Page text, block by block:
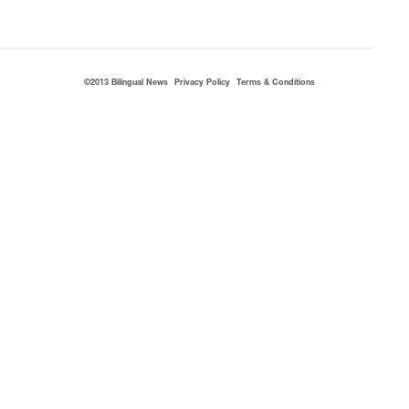
©2013 Bilingual News Privacy Policy Terms & Conditions